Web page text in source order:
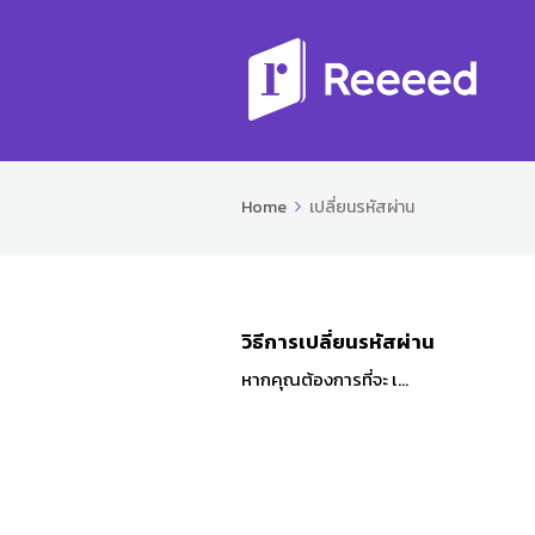
Home เปลี่ยนรหัสผ่าน
วิธีการเปลี่ยนรหัสผ่าน
หากคุณต้องการที่จะ เ...